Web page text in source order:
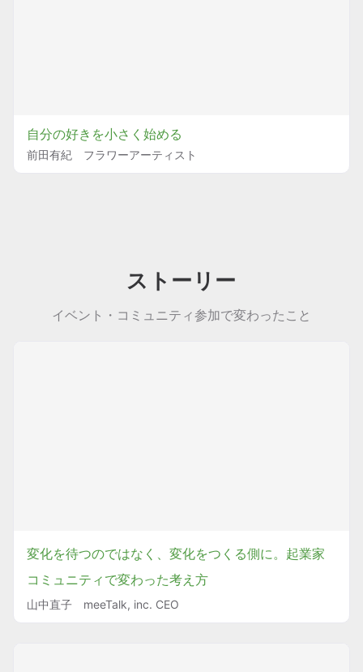
自分の好きを小さく始める
前田有紀 フラワーアーティスト
ストーリー
イベント・コミュニティ参加で変わったこと
変化を待つのではなく、変化をつくる側に。起業家
コミュニティで変わった考え方
山中直子 meeTalk, inc. CEO